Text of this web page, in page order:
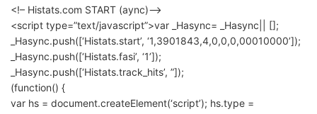
<!– Histats.com START (aync)–>
<script type=”text/javascript”>var _Hasync= _Hasync|| [];
_Hasync.push([‘Histats.start’, ‘1,3901843,4,0,0,0,00010000’]);
_Hasync.push([‘Histats.fasi’, ‘1’]);
_Hasync.push([‘Histats.track_hits’, ”]);
(function() {
var hs = document.createElement(‘script’); hs.type =